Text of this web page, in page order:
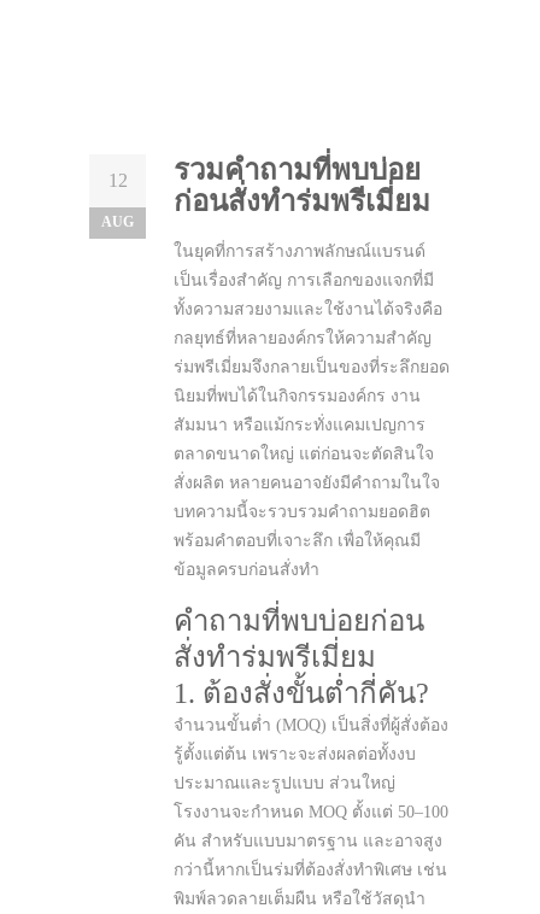
12
AUG
รวมคำถามที่พบบ่อย
ก่อนสั่งทำร่มพรีเมี่ยม
ในยุคที่การสร้างภาพลักษณ์แบรนด์
เป็นเรื่องสำคัญ การเลือกของแจกที่มี
ทั้งความสวยงามและใช้งานได้จริงคือ
กลยุทธ์ที่หลายองค์กรให้ความสำคัญ
ร่มพรีเมี่ยมจึงกลายเป็นของที่ระลึกยอด
นิยมที่พบได้ในกิจกรรมองค์กร งาน
สัมมนา หรือแม้กระทั่งแคมเปญการ
ตลาดขนาดใหญ่ แต่ก่อนจะตัดสินใจ
สั่งผลิต หลายคนอาจยังมีคำถามในใจ
บทความนี้จะรวบรวมคำถามยอดฮิต
พร้อมคำตอบที่เจาะลึก เพื่อให้คุณมี
ข้อมูลครบก่อนสั่งทำ
คำถามที่พบบ่อยก่อน
สั่งทำร่มพรีเมี่ยม
1. ต้องสั่งขั้นต่ำกี่คัน?
จำนวนขั้นต่ำ (MOQ) เป็นสิ่งที่ผู้สั่งต้อง
รู้ตั้งแต่ต้น เพราะจะส่งผลต่อทั้งงบ
ประมาณและรูปแบบ ส่วนใหญ่
โรงงานจะกำหนด MOQ ตั้งแต่ 50–100
คัน สำหรับแบบมาตรฐาน และอาจสูง
กว่านี้หากเป็นร่มที่ต้องสั่งทำพิเศษ เช่น
พิมพ์ลวดลายเต็มผืน หรือใช้วัสดุนำ